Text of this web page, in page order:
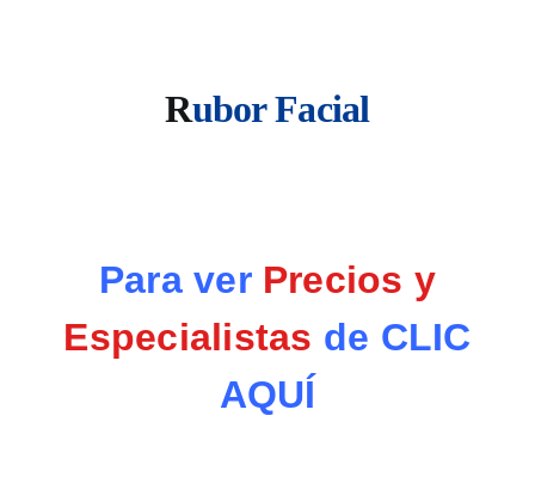
Rubor Facial
Para ver Precios y
Especialistas de CLIC
AQUÍ